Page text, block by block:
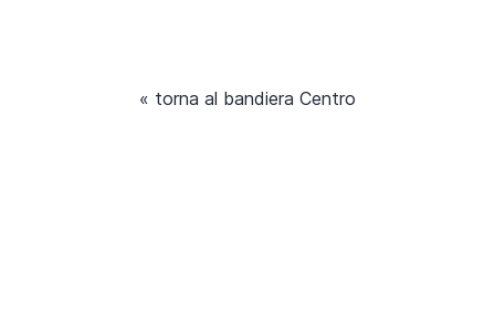
« torna al bandiera Centro